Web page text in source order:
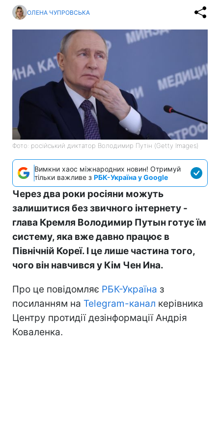
ОЛЕНА ЧУПРОВСЬКА
Фото: російський диктатор Володимир Путін (Getty Images)
Вимкни хаос міжнародних новин! Отримуй
тільки важливе з РБК-Україна у Google
Через два роки росіяни можуть
залишитися без звичного інтернету -
глава Кремля Володимир Путын готує їм
систему, яка вже давно працює в
Північній Кореї. І це лише частина того,
чого він навчився у Кім Чен Ина.
Про це повідомляє РБК-Україна з
посиланням на Telegram-канал керівника
Центру протидії дезінформації Андрія
Коваленка.